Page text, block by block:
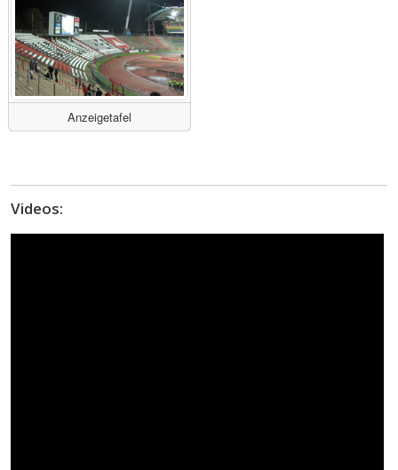
Anzeigetafel
Videos: